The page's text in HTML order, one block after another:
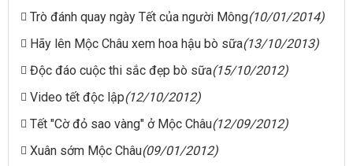
Trò đánh quay ngày Tết của người Mông(10/01/2014)
Hãy lên Mộc Châu xem hoa hậu bò sữa(13/10/2013)
Độc đáo cuộc thi sắc đẹp bò sữa(15/10/2012)
Video tết độc lập(12/10/2012)
Tết "Cờ đỏ sao vàng" ở Mộc Châu(12/09/2012)
Xuân sớm Mộc Châu(09/01/2012)